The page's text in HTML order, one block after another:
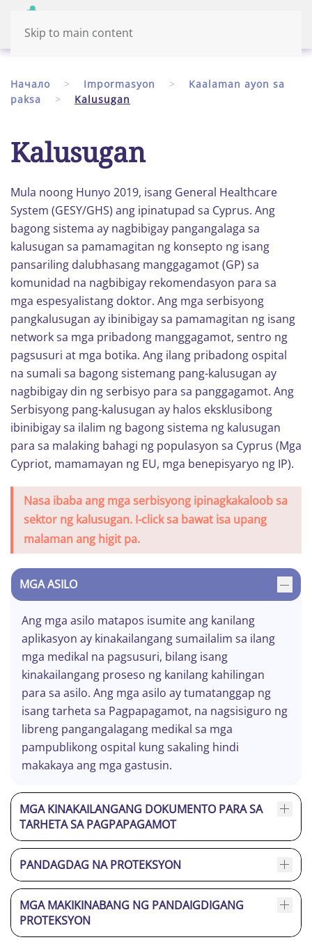
Skip to main content
Начало Impormasyon
Kaalaman ayon sa
paksa
Kalusugan
Kalusugan
Mula noong Hunyo 2019, isang General Healthcare
System (GESY/GHS) ang ipinatupad sa Cyprus. Ang
bagong sistema ay nagbibigay pangangalaga sa
kalusugan sa pamamagitan ng konsepto ng isang
pansariling dalubhasang manggagamot (GP) sa
komunidad na nagbibigay rekomendasyon para sa
mga espesyalistang doktor. Ang mga serbisyong
pangkalusugan ay ibinibigay sa pamamagitan ng isang
network sa mga pribadong manggagamot, sentro ng
pagsusuri at mga botika. Ang ilang pribadong ospital
na sumali sa bagong sistemang pang-kalusugan ay
nagbibigay din ng serbisyo para sa panggagamot. Ang
Serbisyong pang-kalusugan ay halos eksklusibong
ibinibigay sa ilalim ng bagong sistema ng kalusugan
para sa malaking bahagi ng populasyon sa Cyprus (Mga
Cypriot, mamamayan ng EU, mga benepisyaryo ng IP).
Nasa ibaba ang mga serbisyong ipinagkakaloob sa
sektor ng kalusugan. I-click sa bawat isa upang
malaman ang higit pa.
MGA ASILO
Ang mga asilo matapos isumite ang kanilang
aplikasyon ay kinakailangang sumailalim sa ilang
mga medikal na pagsusuri, bilang isang
kinakailangang proseso ng kanilang kahilingan
para sa asilo. Ang mga asilo ay tumatanggap ng
isang tarheta sa Pagpapagamot, na nagsisiguro ng
libreng pangangalagang medikal sa mga
pampublikong ospital kung sakaling hindi
makakaya ang mga gastusin.
MGA KINAKAILANGANG DOKUMENTO PARA SA
TARHETA SA PAGPAPAGAMOT
PANDAGDAG NA PROTEKSYON
MGA MAKIKINABANG NG PANDAIGDIGANG
PROTEKSYON